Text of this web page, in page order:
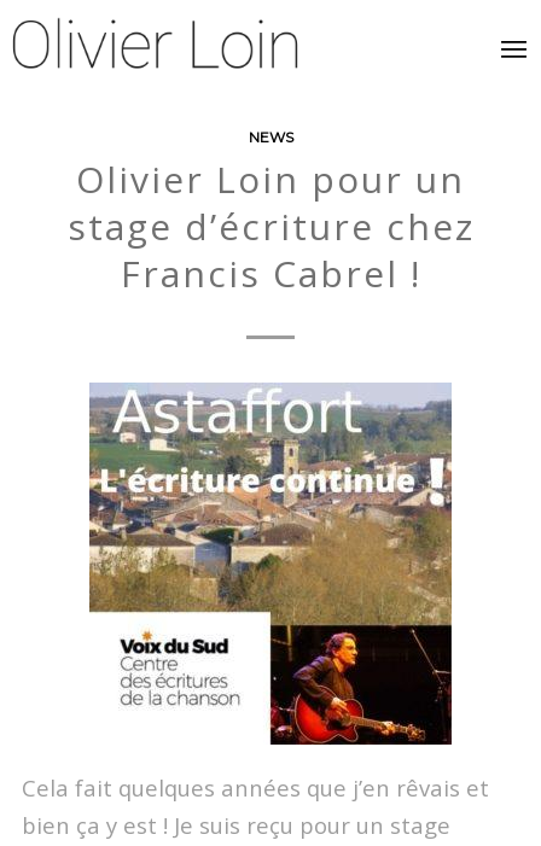
NEWS
Olivier Loin pour un
stage d’écriture chez
Francis Cabrel !
Cela fait quelques années que j’en rêvais et
bien ça y est ! Je suis reçu pour un stage